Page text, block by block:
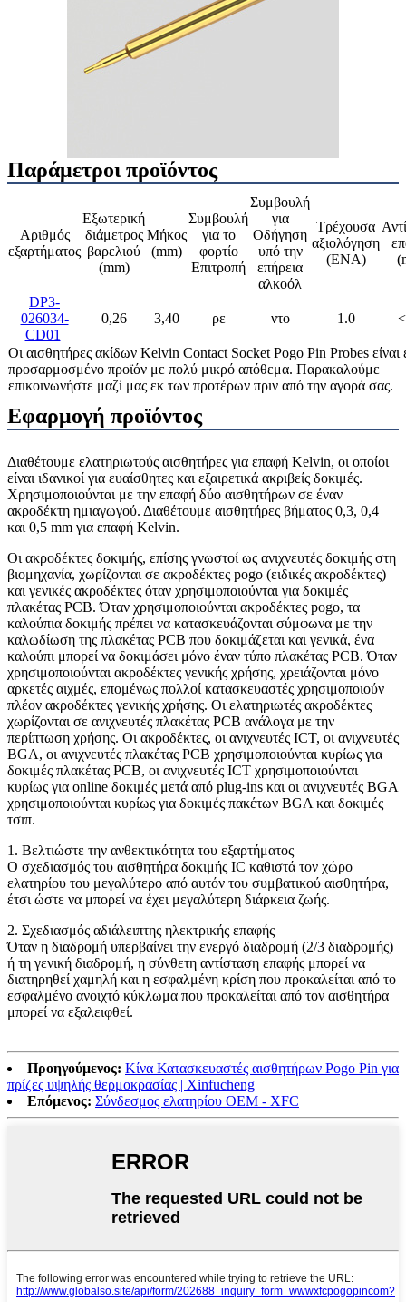
Παράμετροι προϊόντος
Αριθμός
εξαρτήματος
Εξωτερική
διάμετρος
βαρελιού
(mm)
Μήκος
(mm)
Συμβουλή
για το
φορτίο
Επιτροπή
Συμβουλή
για
Οδήγηση
υπό την
επήρεια
αλκοόλ
Τρέχουσα
αξιολόγηση
(ΕΝΑ)
DP3-
026034-
CD01
0,26 3,40 ρε ντο 1.0
Οι αισθητήρες ακίδων Kelvin Contact Socket Pogo Pin Probes είναι
προσαρμοσμένο προϊόν με πολύ μικρό απόθεμα. Παρακαλούμε
επικοινωνήστε μαζί μας εκ των προτέρων πριν από την αγορά σας.
Εφαρμογή προϊόντος
Διαθέτουμε ελατηριωτούς αισθητήρες για επαφή Kelvin, οι οποίοι
είναι ιδανικοί για ευαίσθητες και εξαιρετικά ακριβείς δοκιμές.
Χρησιμοποιούνται με την επαφή δύο αισθητήρων σε έναν
ακροδέκτη ημιαγωγού. Διαθέτουμε αισθητήρες βήματος 0,3, 0,4
και 0,5 mm για επαφή Kelvin.
Οι ακροδέκτες δοκιμής, επίσης γνωστοί ως ανιχνευτές δοκιμής στη
βιομηχανία, χωρίζονται σε ακροδέκτες pogo (ειδικές ακροδέκτες)
και γενικές ακροδέκτες όταν χρησιμοποιούνται για δοκιμές
πλακέτας PCB. Όταν χρησιμοποιούνται ακροδέκτες pogo, τα
καλούπια δοκιμής πρέπει να κατασκευάζονται σύμφωνα με την
καλωδίωση της πλακέτας PCB που δοκιμάζεται και γενικά, ένα
καλούπι μπορεί να δοκιμάσει μόνο έναν τύπο πλακέτας PCB. Όταν
χρησιμοποιούνται ακροδέκτες γενικής χρήσης, χρειάζονται μόνο
αρκετές αιχμές, επομένως πολλοί κατασκευαστές χρησιμοποιούν
πλέον ακροδέκτες γενικής χρήσης. Οι ελατηριωτές ακροδέκτες
χωρίζονται σε ανιχνευτές πλακέτας PCB ανάλογα με την
περίπτωση χρήσης. Οι ακροδέκτες, οι ανιχνευτές ICT, οι ανιχνευτές
BGA, οι ανιχνευτές πλακέτας PCB χρησιμοποιούνται κυρίως για
δοκιμές πλακέτας PCB, οι ανιχνευτές ICT χρησιμοποιούνται
κυρίως για online δοκιμές μετά από plug-ins και οι ανιχνευτές BGA
χρησιμοποιούνται κυρίως για δοκιμές πακέτων BGA και δοκιμές
τσιπ.
1. Βελτιώστε την ανθεκτικότητα του εξαρτήματος
Ο σχεδιασμός του αισθητήρα δοκιμής IC καθιστά τον χώρο
ελατηρίου του μεγαλύτερο από αυτόν του συμβατικού αισθητήρα,
έτσι ώστε να μπορεί να έχει μεγαλύτερη διάρκεια ζωής.
2. Σχεδιασμός αδιάλειπτης ηλεκτρικής επαφής
Όταν η διαδρομή υπερβαίνει την ενεργό διαδρομή (2/3 διαδρομής)
ή τη γενική διαδρομή, η σύνθετη αντίσταση επαφής μπορεί να
διατηρηθεί χαμηλή και η εσφαλμένη κρίση που προκαλείται από το
εσφαλμένο ανοιχτό κύκλωμα που προκαλείται από τον αισθητήρα
μπορεί να εξαλειφθεί.
Προηγούμενος: Κίνα Κατασκευαστές αισθητήρων Pogo Pin για
πρίζες υψηλής θερμοκρασίας | Xinfucheng
Επόμενος: Σύνδεσμος ελατηρίου OEM - XFC